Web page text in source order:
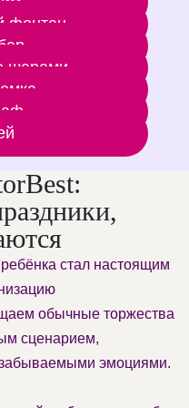
фонтан
шарами
стал настоящим
обычные торжества
сценарием,
эмоциями.